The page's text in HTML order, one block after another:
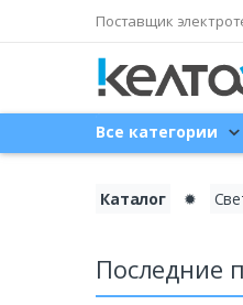
Поставщик
Все категории
Каталог ✹
Последние